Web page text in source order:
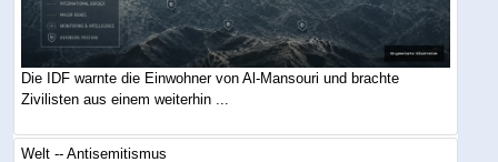
Die IDF warnte die Einwohner von Al-Mansouri und brachte
Zivilisten aus einem weiterhin ...
Welt -- Antisemitismus